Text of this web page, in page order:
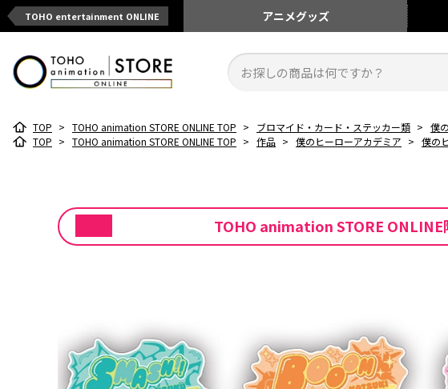
TOHO entertainment ONLINE アニメグッズ
TOP > TOHO animation STORE ONLINE TOP > ブロマイド・カード・ステッカー類 > 僕
TOP > TOHO animation STORE ONLINE TOP > 作品 > 僕のヒーローアカデミア > 僕の
TOHO animation STORE ONLINE